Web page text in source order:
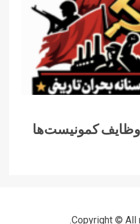
وظایف کمونیست‌ها
Copyright © All